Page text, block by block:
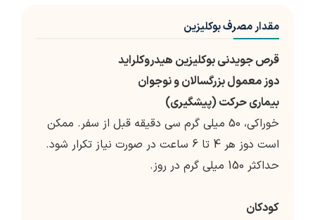
مقدار مصرف بوکلیزین
قرص جویدنی بوکلیزین هیدروکلراید
دوز معمول بزرگسالان و نوجوان
بیماری حرکت (پیشگیری)
خوراکی، 50 میلی گرم سی دقیقه قبل از سفر. ممکن
است دوز هر 4 تا 6 ساعت در صورت نیاز تکرار شود.
حداکثر 150 میلی گرم در روز.
کودکان